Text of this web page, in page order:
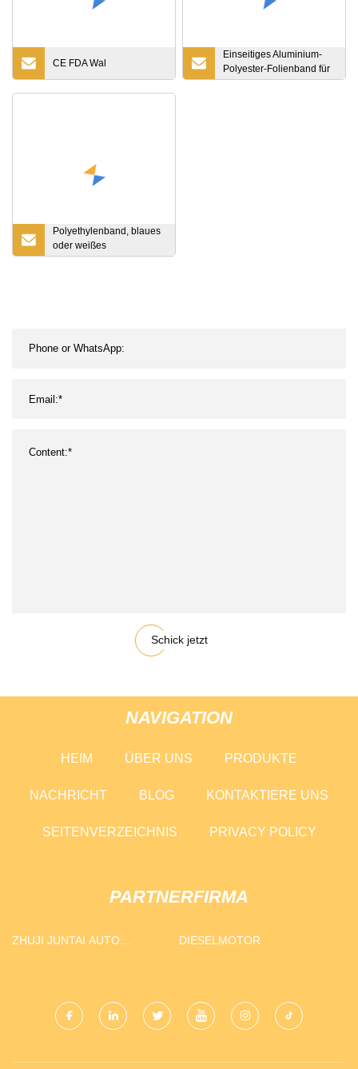
CE FDA Wal
Einseitiges Aluminium-
Polyester-Folienband für
die Kabelabschirmung
Polyethylenband, blaues
oder weißes
Dichtungsschutzband
Schick jetzt
NAVIGATION
HEIM ÜBER UNS PRODUKTE
NACHRICHT BLOG KONTAKTIERE UNS
SEITENVERZEICHNIS PRIVACY POLICY
PARTNERFIRMA
ZHUJI JUNTAI AUTO
DIESELMOTOR